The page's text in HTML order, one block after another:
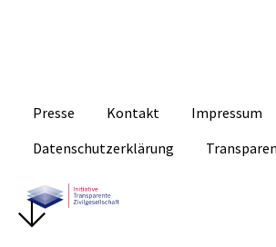
Presse Kontakt
Impressum
Datenschutzerklärung